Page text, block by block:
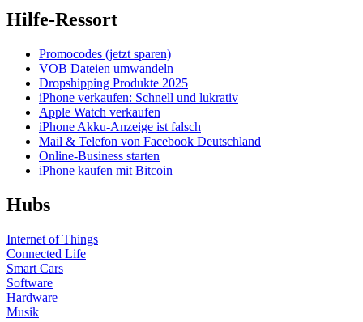
Hilfe-Ressort
Promocodes (jetzt sparen)
VOB Dateien umwandeln
Dropshipping Produkte 2025
iPhone verkaufen: Schnell und lukrativ
Apple Watch verkaufen
iPhone Akku-Anzeige ist falsch
Mail & Telefon von Facebook Deutschland
Online-Business starten
iPhone kaufen mit Bitcoin
Hubs
Internet of Things
Connected Life
Smart Cars
Software
Hardware
Musik